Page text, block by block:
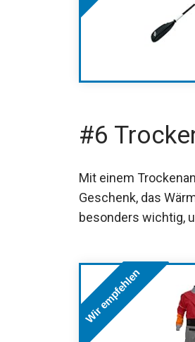
#6
Mit einem
Geschenk, das
besonders wichtig,
Wir empfehlen